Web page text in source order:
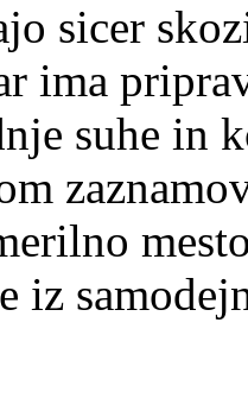
sicer
ima
suhe in
iz